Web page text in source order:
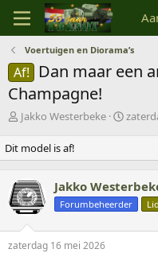
Voertuigen en Diorama’s
Af!
Dan maar een
Champagne!
O
d
e
w
e
r
p
s
Jakko Westerbeke
S
r
d
a
t
u
Dit model is af!
Jakko
Forumbeheerder
zaterdag 16 mei 2026